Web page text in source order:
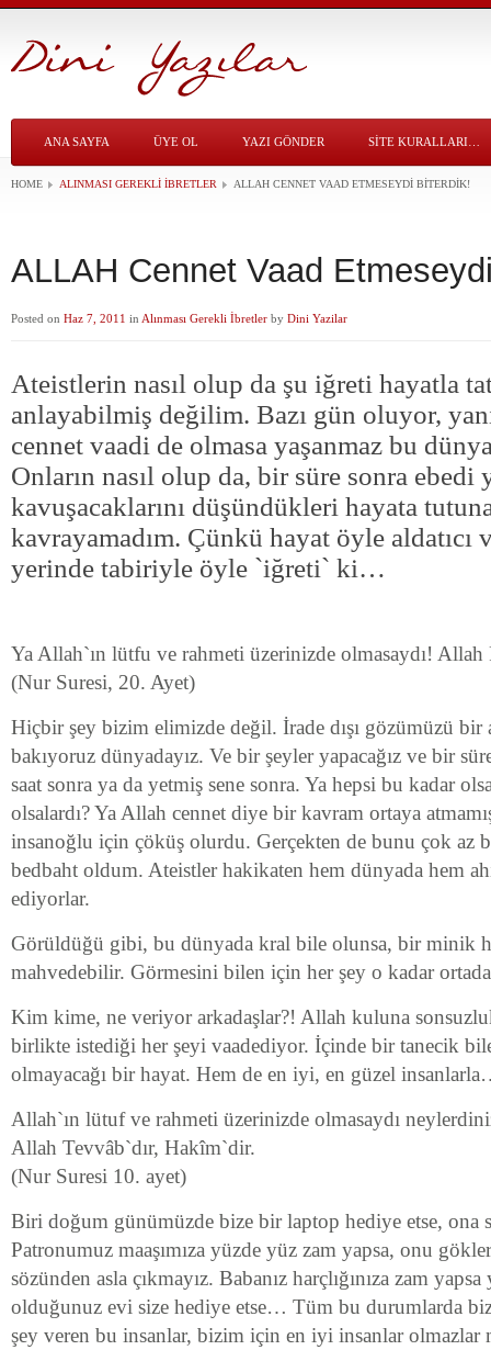
ANA SAYFA ÜYE OL YAZI GÖNDER SITE KURALLARI…
HOME ALINMASI GEREKLI İBRETLER ALLAH CENNET VAAD ETMESEYDI BITERDIK!
ALLAH Cennet Vaad
Posted on Haz 7, 2011 in Alınması Gerekli İbretler by Dini Yazilar
Ateistlerin nasıl olup da şu iğreti hayatla
anlayabilmiş değilim. Bazı gün oluyor, yani
cennet vaadi de olmasa yaşanmaz bu
Onların nasıl olup da, bir süre sonra ebedi
kavuşacaklarını düşündükleri hayata
kavrayamadım. Çünkü hayat öyle aldatıcı
yerinde tabiriyle öyle `iğreti` ki…
Ya Allah`ın lütfu ve rahmeti üzerinizde olmasaydı!
(Nur Suresi, 20. Ayet)
Hiçbir şey bizim elimizde değil. İrade dışı gözümüzü bir
bakıyoruz dünyadayız. Ve bir şeyler yapacağız ve bir
saat sonra ya da yetmiş sene sonra. Ya hepsi bu kadar
olsalardı? Ya Allah cennet diye bir kavram ortaya
insanoğlu için çöküş olurdu. Gerçekten de bunu çok az
bedbaht oldum. Ateistler hakikaten hem dünyada hem
ediyorlar.
Görüldüğü gibi, bu dünyada kral bile olunsa, bir minik
mahvedebilir. Görmesini bilen için her şey o kadar
Kim kime, ne veriyor arkadaşlar?! Allah kuluna
birlikte istediği her şeyi vaadediyor. İçinde bir tanecik
olmayacağı bir hayat. Hem de en iyi, en güzel
Allah`ın lütuf ve rahmeti üzerinizde olmasaydı
Allah Tevvâb`dır, Hakîm`dir.
(Nur Suresi 10. ayet)
Biri doğum günümüzde bize bir laptop hediye etse, ona
Patronumuz maaşımıza yüzde yüz zam yapsa, onu
sözünden asla çıkmayız. Babanız harçlığınıza zam
olduğunuz evi size hediye etse… Tüm bu durumlarda
şey veren bu insanlar, bizim için en iyi insanlar olmazlar